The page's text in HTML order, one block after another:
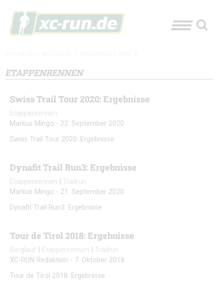
ETAPPENRENNEN
Swiss Trail Tour 2020: Ergebnisse
Etappenrennen
Markus Mingo - 22. September 2020
Swiss Trail Tour 2020: Ergebnisse
Dynafit Trail Run3: Ergebnisse
Etappenrennen
Trailrun
Markus Mingo - 21. September 2020
Dynafit Trail Run3: Ergebnisse
Tour de Tirol 2018: Ergebnisse
Berglauf Etappenrennen
Trailrun
XC-RUN Redaktion - 7. Oktober 2018
Tour de Tirol 2018: Ergebnisse